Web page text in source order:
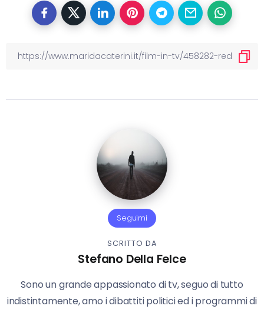
Seguimi
SCRITTO DA
Stefano Della Felce
Sono un grande appassionato di tv, seguo di tutto
indistintamente, amo i dibattiti politici ed i programmi di